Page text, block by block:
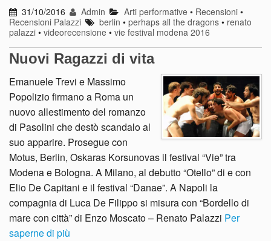
31/10/2016 Admin Arti performative• Recensioni•
Recensioni Palazzi
berlin •perhaps all the dragons • renato
palazzi • videorecensione • vie festival modena 2016
Nuovi Ragazzi di vita
Emanuele Trevi e Massimo
Popolizio firmano a Roma un
nuovo allestimento del romanzo
di Pasolini che destò scandalo al
suo apparire. Prosegue con
Motus, Berlin, Oskaras Korsunovas il festival “Vie” tra
Modena e Bologna. A Milano, al debutto “Otello” di e con
Elio De Capitani e il festival “Danae”. A Napoli la
compagnia di Luca De Filippo si misura con “Bordello di
mare con città” di Enzo Moscato – Renato Palazzi Per
saperne di più